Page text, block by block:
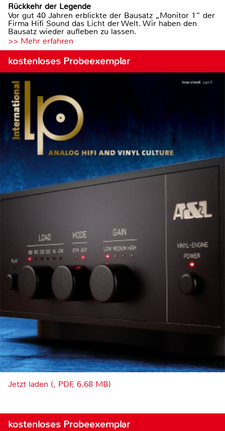
Rückkehr der Legende
Vor gut 40 Jahren erblickte der Bausatz „Monitor 1“ der
Firma Hifi Sound das Licht der Welt. Wir haben den
Bausatz wieder aufleben zu lassen.
>> Mehr erfahren
kostenloses Probeexemplar
Jetzt laden (, PDF, 6.68 MB)
kostenloses Probeexemplar